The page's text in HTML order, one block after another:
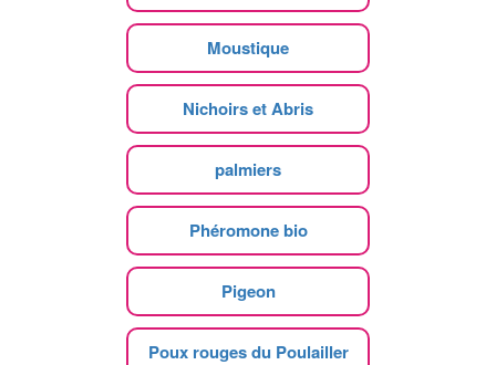
Moustique
Nichoirs et Abris
palmiers
Phéromone bio
Pigeon
Poux rouges du Poulailler